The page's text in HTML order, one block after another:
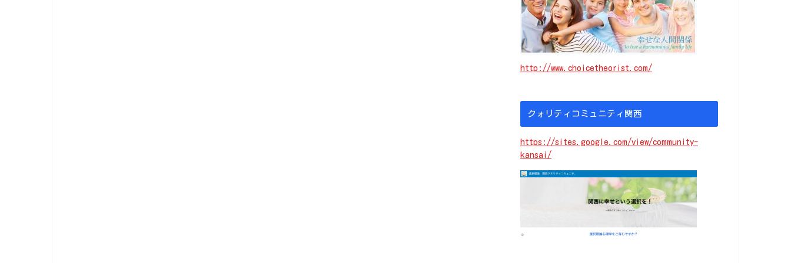
http://www.choicetheorist.com/
クォリティコミュニティ関西
https://sites.google.com/view/community-
kansai/